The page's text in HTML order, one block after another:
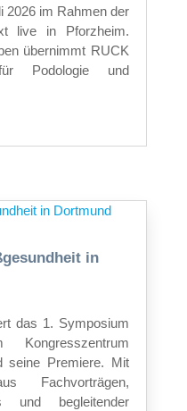
2026 im Rahmen der
live in Pforzheim.
übernimmt RUCK
Podologie und
in
das 1. Symposium
seine Premiere. Mit
Fachvorträgen,
und begleitender